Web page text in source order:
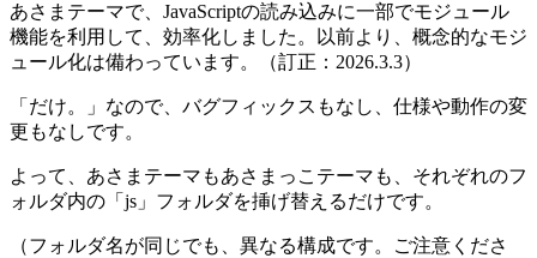
あさまテーマで、JavaScriptの読み込みに一部でモジュール
機能を利用して、効率化しました。以前より、概念的なモジ
ュール化は備わっています。（訂正：2026.3.3）
「だけ。」なので、バグフィックスもなし、仕様や動作の変
更もなしです。
よって、あさまテーマもあさまっこテーマも、それぞれのフ
ォルダ内の「js」フォルダを挿げ替えるだけです。
（フォルダ名が同じでも、異なる構成です。ご注意くださ